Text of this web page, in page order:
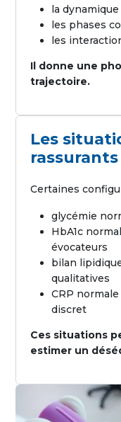
la
les phases
les
Il donne une
trajectoire.
Les
rassurants
Certaines
glycémie
HbA1c
évocateurs
bilan
qualitatives
CRP
discret
Ces situations
estimer un